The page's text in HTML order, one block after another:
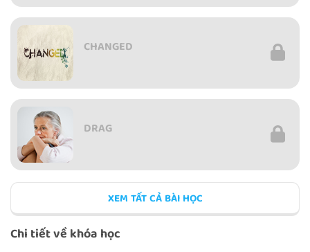
CHANGED
DRAG
INTIMACY
XEM TẤT CẢ BÀI HỌC
Chi tiết về khóa học